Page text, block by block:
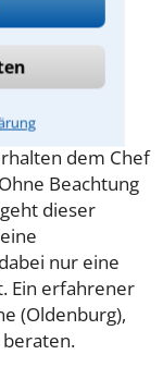
man
Konzerne
dem Chef
Beachtung
dieser
nur eine
Ein erfahrener
(Oldenburg),
beraten.